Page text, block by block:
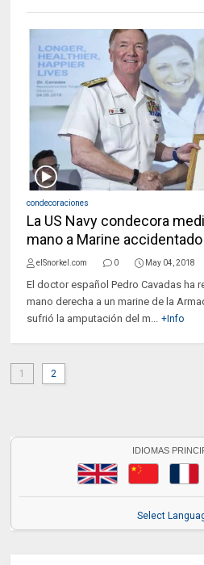
condecoraciones
La US Navy condecora
mano a Marine
elSnorkel.com 0 May 04, 2018
El doctor español Pedro Cavadas ha
mano derecha a un marine de la
sufrió la amputación del m... +Info
1 2
IDIOMAS
Select